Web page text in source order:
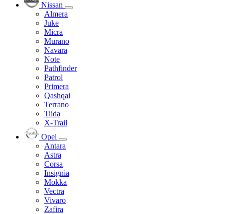
Nissan
Almera
Juke
Micra
Murano
Navara
Note
Pathfinder
Patrol
Primera
Qashqai
Terrano
Tiida
X-Trail
Opel
Antara
Astra
Corsa
Insignia
Mokka
Vectra
Vivaro
Zafira